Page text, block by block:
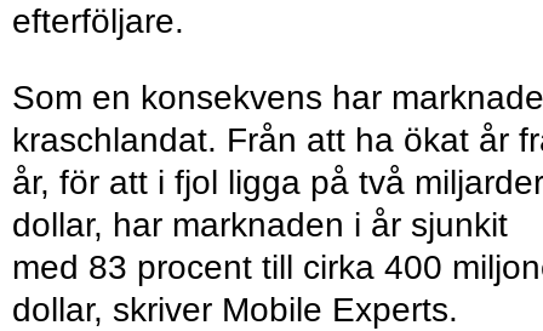
efterföljare.
Som en konsekvens har
kraschlandat. Från att ha ökat år
år, för att i fjol ligga på två miljarder
dollar, har marknaden i år sjunkit
med 83 procent till cirka 400
dollar, skriver Mobile Experts.